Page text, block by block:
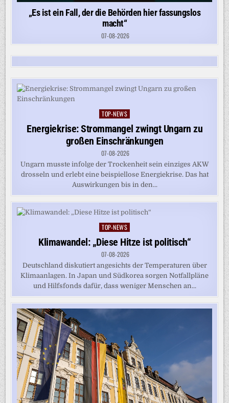
„Es ist ein Fall, der die Behörden hier fassungslos
macht“
07-08-2026
Posted
TOP-NEWS
Energiekrise: Strommangel zwingt Ungarn zu
großen Einschränkungen
07-08-2026
Ungarn musste infolge der Trockenheit sein einziges AKW
drosseln und erlebt eine beispiellose Energiekrise. Das hat
Auswirkungen bis in den...
Posted
in
TOP-NEWS
Klimawandel: „Diese Hitze ist politisch“
07-08-2026
Deutschland diskutiert angesichts der Temperaturen über
Klimaanlagen. In Japan und Südkorea sorgen Notfallpläne
und Hilfsfonds dafür, dass weniger Menschen an...